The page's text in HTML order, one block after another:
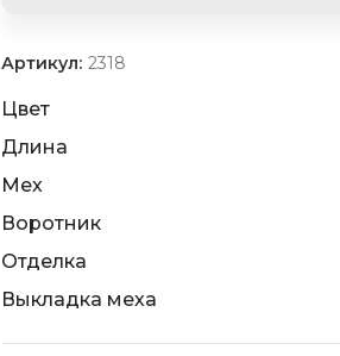
Артикул: 2318
Цвет
Длина
Мех
Воротник
Отделка
Выкладка меха